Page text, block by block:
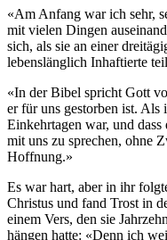
«Am Anfang war ich sehr,
mit vielen Dingen
sich, als sie an einer
lebenslänglich Inhaftierte
«In der Bibel spricht Gott
er für uns gestorben ist.
Einkehrtagen war, und
mit uns zu sprechen, ohne
Hoffnung.»
Es war hart, aber in ihr
Christus und fand Trost in
einem Vers, den sie
hängen hatte: «Denn ich